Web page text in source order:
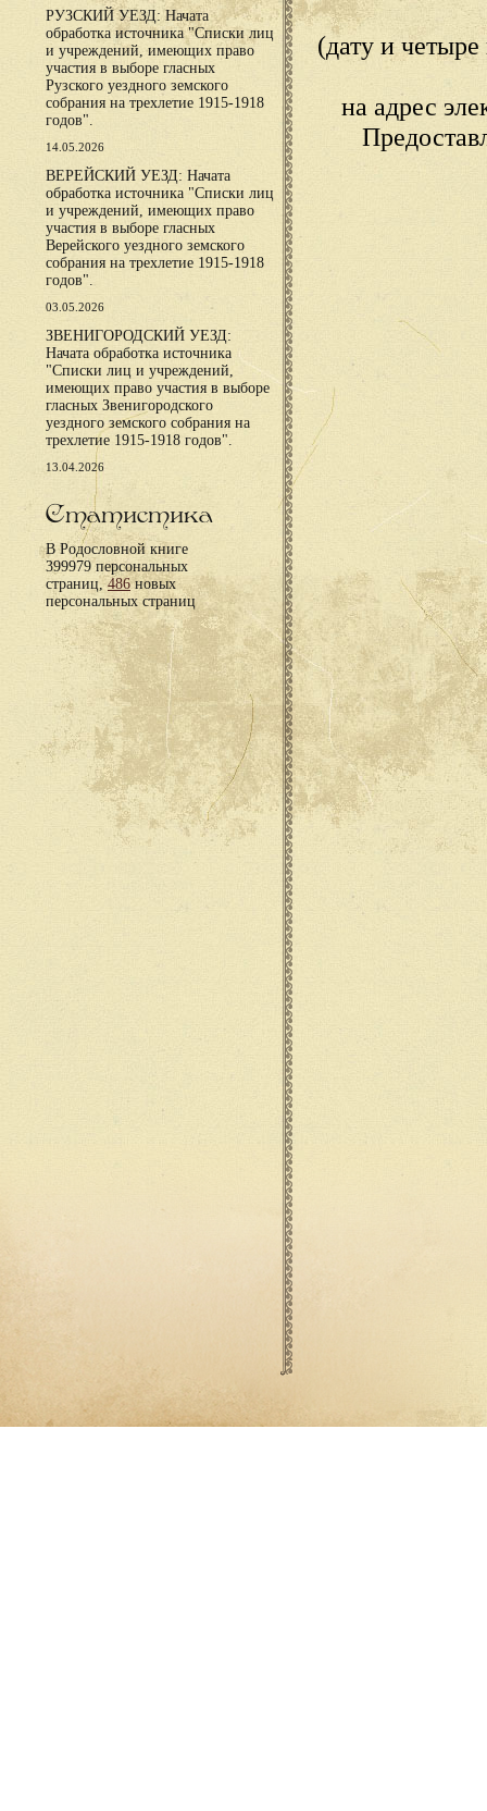
РУЗСКИЙ УЕЗД: Начата
обработка источника "Списки лиц
и учреждений, имеющих право
участия в выборе гласных
Рузского уездного земского
собрания на трехлетие 1915-1918
годов".
14.05.2026
ВЕРЕЙСКИЙ УЕЗД: Начата
обработка источника "Списки лиц
и учреждений, имеющих право
участия в выборе гласных
Верейского уездного земского
собрания на трехлетие 1915-1918
годов".
03.05.2026
ЗВЕНИГОРОДСКИЙ УЕЗД:
Начата обработка источника
"Списки лиц и учреждений,
имеющих право участия в выборе
гласных Звенигородского
уездного земского собрания на
трехлетие 1915-1918 годов".
13.04.2026
Статистика
В Родословной книге
399979 персональных
страниц,486новых
персональных страниц
(дату и
на адрес